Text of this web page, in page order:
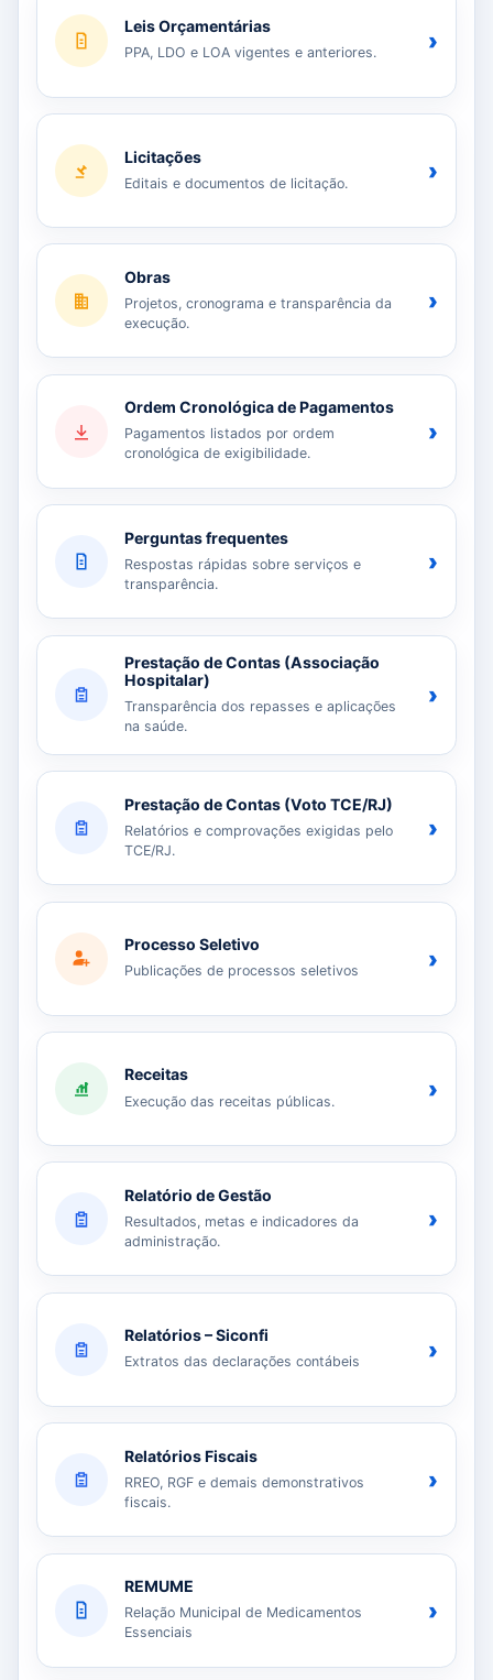
Leis Orçamentárias
PPA, LDO e LOA vigentes e anteriores. ›
Licitações
Editais e documentos de licitação. ›
Obras
Projetos, cronograma e transparência da
execução.
›
Ordem Cronológica de Pagamentos
Pagamentos listados por ordem
cronológica de exigibilidade.
›
Perguntas frequentes
Respostas rápidas sobre serviços e
transparência.
›
Prestação de Contas (Associação
Hospitalar)
Transparência dos repasses e aplicações
na saúde.
›
Prestação de Contas (Voto TCE/RJ)
Relatórios e comprovações exigidas pelo
TCE/RJ.
›
Processo Seletivo
Publicações de processos seletivos ›
Receitas
Execução das receitas públicas. ›
Relatório de Gestão
Resultados, metas e indicadores da
administração.
›
Relatórios – Siconfi
Extratos das declarações contábeis ›
Relatórios Fiscais
RREO, RGF e demais demonstrativos
fiscais.
›
REMUME
Relação Municipal de Medicamentos
Essenciais
›